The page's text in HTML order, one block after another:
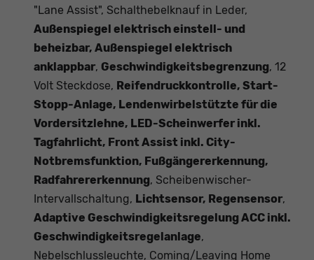
"Lane Assist", Schalthebelknauf in Leder,
Außenspiegel elektrisch einstell- und
beheizbar, Außenspiegel elektrisch
anklappbar, Geschwindigkeitsbegrenzung, 12
Volt Steckdose, Reifendruckkontrolle, Start-
Stopp-Anlage, Lendenwirbelstützte für die
Vordersitzlehne, LED-Scheinwerfer inkl.
Tagfahrlicht, Front Assist inkl. City-
Notbremsfunktion, Fußgängererkennung,
Radfahrererkennung, Scheibenwischer-
Intervallschaltung, Lichtsensor, Regensensor,
Adaptive Geschwindigkeitsregelung ACC inkl.
Geschwindigkeitsregelanlage,
Nebelschlussleuchte, Coming/Leaving Home